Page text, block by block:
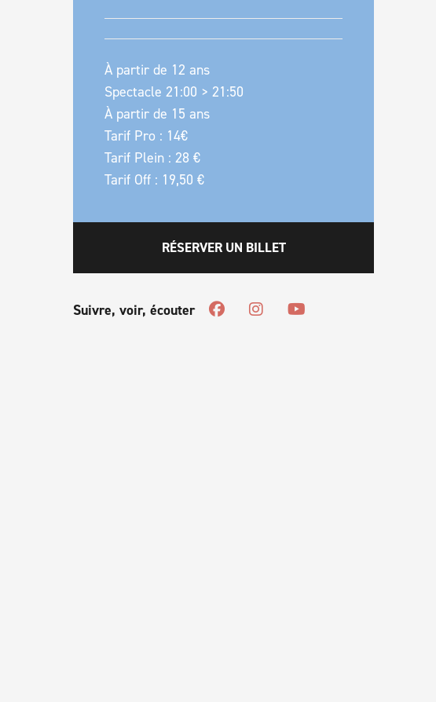
À partir de 12 ans
Spectacle 21:00 > 21:50
À partir de 15 ans
Tarif Pro : 14€
Tarif Plein : 28 €
Tarif Off : 19,50 €
RÉSERVER UN BILLET
Suivre, voir, écouter